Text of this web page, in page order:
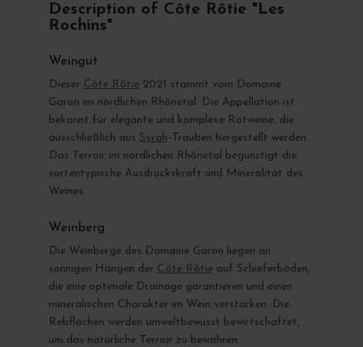
Description of Côte Rôtie "Les
Rochins"
Weingut
Dieser Côte Rôtie 2021 stammt vom Domaine
Garon im nördlichen Rhônetal. Die Appellation ist
bekannt für elegante und komplexe Rotweine, die
ausschließlich aus Syrah-Trauben hergestellt werden.
Das Terroir im nördlichen Rhônetal begünstigt die
sortentypische Ausdruckskraft und Mineralität des
Weines.
Weinberg
Die Weinberge des Domaine Garon liegen an
sonnigen Hängen der Côte Rôtie auf Schieferböden,
die eine optimale Drainage garantieren und einen
mineralischen Charakter im Wein verstärken. Die
Rebflächen werden umweltbewusst bewirtschaftet,
um das natürliche Terroir zu bewahren.